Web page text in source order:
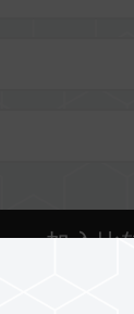
前，请先参考
装中的内存皆
行频率取决
加入比